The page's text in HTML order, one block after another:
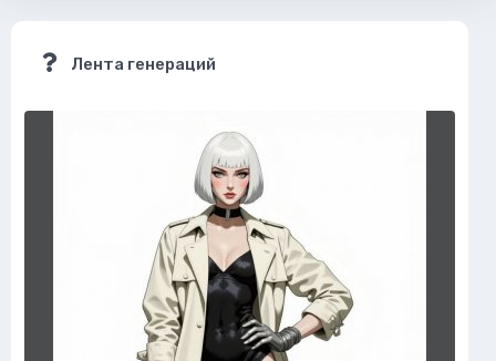
Лента генераций